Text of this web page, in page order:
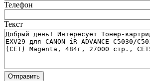
Телефон
Текст
Отправить